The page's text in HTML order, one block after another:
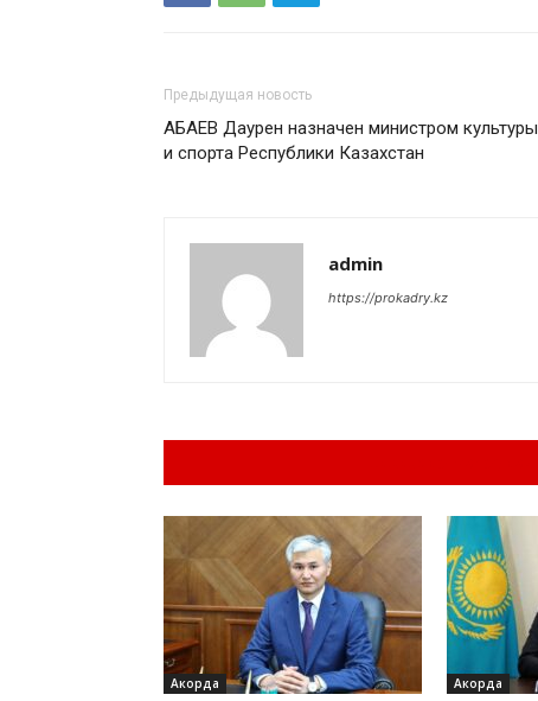
Предыдущая новость
АБАЕВ Даурен назначен министром культуры
и спорта Республики Казахстан
admin
https://prokadry.kz
Акорда Акорда